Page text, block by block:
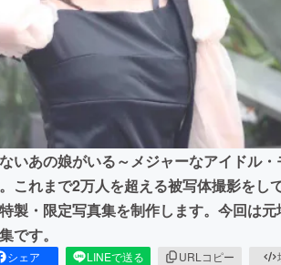
いあの娘がいる～メジャーなアイドル
これまで2万人を超える被写体撮影をし
製・限定写真集を制作します。今回は
です。
シェア LINEで送る URLコピー